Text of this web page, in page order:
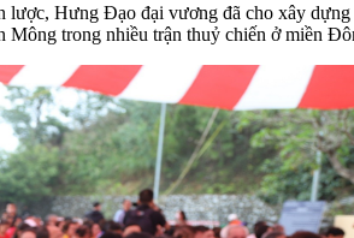
Hưng Đạo đại vương đã cho xây
Mông trong nhiều trận thuỷ chiến ở miền